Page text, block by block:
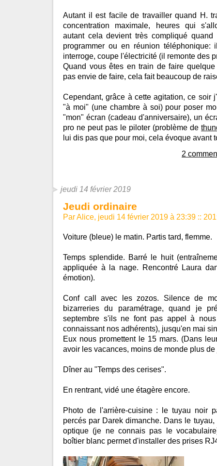
Autant il est facile de travailler quand H.
concentration maximale, heures qui
autant cela devient très compliqué
programmer ou en réunion téléphonique:
interroge, coupe l'électricité (il remonte des
Quand vous êtes en train de faire
pas envie de faire, cela fait beaucoup de
Cependant, grâce à cette agitation, ce soir
"à moi" (une chambre à soi) pour poser
"mon" écran (cadeau d'anniversaire), un
pro ne peut pas le piloter (problème de
lui dis pas que pour moi, cela évoque avant
2
jeudi 14 février 2019
Jeudi ordinaire
Par Alice, jeudi 14 février 2019 à 23:39 ::
Voiture (bleue) le matin. Partis tard, flemme.
Temps splendide. Barré le huit
appliquée à la nage. Rencontré Laura
émotion).
Conf call avec les zozos. Silence de
bizarreries du paramétrage, quand je
septembre s'ils ne font pas appel à
connaissant nos adhérents), jusqu'en mai
Eux nous promettent le 15 mars. (Dans
avoir les vacances, moins de monde plus
Dîner au "Temps des cerises".
En rentrant, vidé une étagère encore.
Photo de l'arrière-cuisine : le tuyau noir
percés par Darek dimanche. Dans le
optique (je ne connais pas le
boîtier blanc permet d'installer des prises